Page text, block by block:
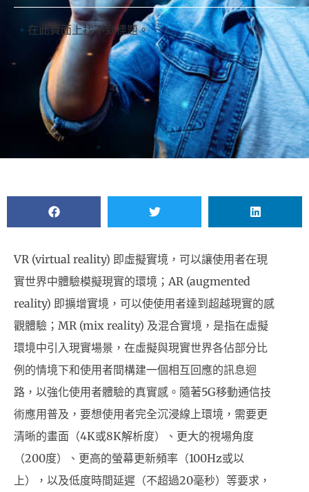
在此頁面上找不到標題。
VR (virtual reality) 即虛擬實境，可以讓使用者在現
實世界中體驗模擬現實的環境；AR (augmented
reality) 即擴增實境，可以使使用者達到超越現實的感
觀體驗；MR (mix reality) 及混合實境，是指在虛擬
環境中引入現實場景，在虛擬與現實世界各佔部分比
例的情境下和使用者間構建一個相互回應的訊息迴
路，以強化使用者體驗的真實感。隨著5G移動通信技
術應用普及，要想使用者完全沉浸線上環境，需要更
清晰的畫面（4K或8K解析度）、更大的視場角度
（200度）、更高的螢幕更新頻率（100Hz或以
上），以及低度時間延遲（不超過20毫秒）等要求，